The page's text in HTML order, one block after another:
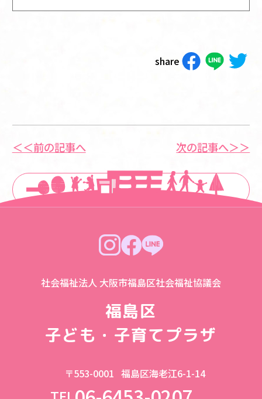
share
＜＜前の記事へ
一覧に戻る
次の記事へ＞＞
社会福祉法人 大阪市福島区社会福祉協議会
福島区
子ども・子育てプラザ
〒553-0001 福島区海老江6-1-14